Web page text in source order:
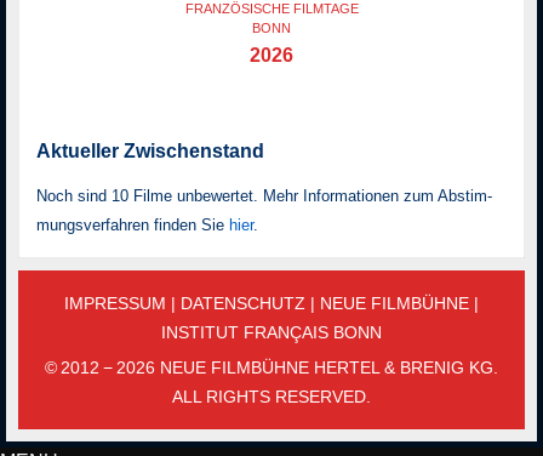
FRANZÖSISCHE FILMTAGE
BONN
2026
Aktueller Zwischenstand
Noch sind 10 Filme unbewertet. Mehr Informationen zum Ab­stim­
mungs­ver­fah­ren finden Sie hier.
IMPRESSUM | DATENSCHUTZ | NEUE FILMBÜHNE |
INSTITUT FRANÇAIS BONN
© 2012 − 2026 NEUE FILMBÜHNE HERTEL & BRENIG KG.
ALL RIGHTS RESERVED.